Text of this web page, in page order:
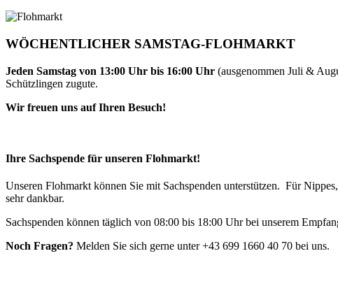
WÖCHENTLICHER SAMSTAG-FLOHMARKT
Jeden Samstag von 13:00 Uhr bis 16:00 Uhr (ausgenommen Juli &
Schützlingen zugute.
Wir freuen uns auf Ihren Besuch!
Ihre Sachspende für unseren Flohmarkt!
Unseren Flohmarkt können Sie mit Sachspenden unterstützen. Für
sehr dankbar.
Sachspenden können täglich von 08:00 bis 18:00 Uhr bei unserem
Noch Fragen? Melden Sie sich gerne unter +43 699 1660 40 70 bei uns.